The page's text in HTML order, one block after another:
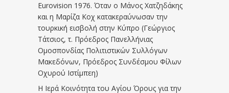
Eurovision 1976. Όταν ο Μάνος Χατζηδάκης
και η Μαρίζα Κοχ κατακεραύνωσαν την
τουρκική εισβολή στην Κύπρο (Γεώργιος
Τάτσιος, τ. Πρόεδρος Πανελλήνιας
Ομοσπονδίας Πολιτιστικών Συλλόγων
Μακεδόνων, Πρόεδρος Συνδέσμου Φίλων
Οχυρού Ιστίμπεη)
Η Ιερά Κοινότητα του Αγίου Όρους για την